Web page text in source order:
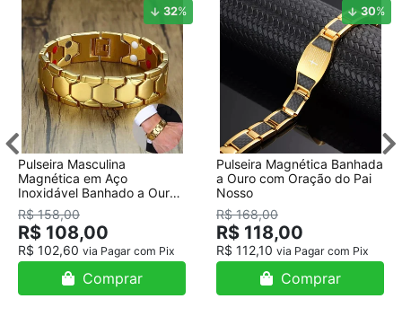
32%
Pulseira Masculina
Magnética em Aço
Inoxidável Banhado a Ouro
18K
R$ 158,00
R$ 108,00
R$ 102,60 via Pagar com Pix
Comprar
30%
Pulseira Magnética Banhada
a Ouro com Oração do Pai
Nosso
R$ 168,00
R$ 118,00
R$ 112,10 via Pagar com Pix
Comprar